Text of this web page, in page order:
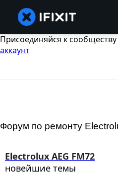
Присоединяйся к
аккаунт
Форум по ремонту
Electrolux AEG FM72
новейшие темы